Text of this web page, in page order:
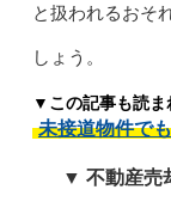
と扱われるおそ
しょう。
▼この記事も読ま
未接道物件で
▼ 不動産売